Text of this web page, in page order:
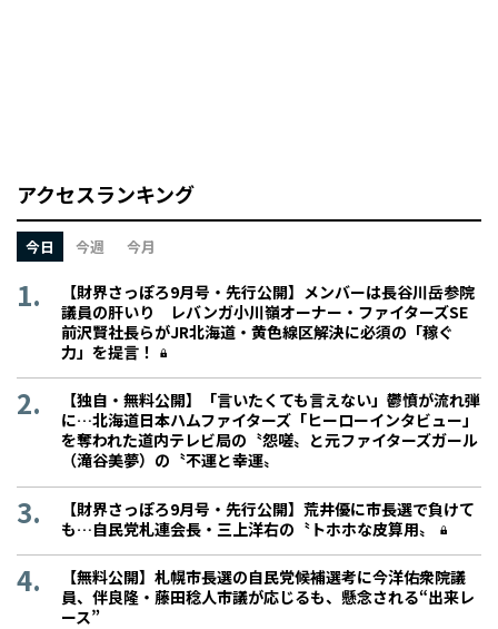
アクセスランキング
今日 今週 今月
【財界さっぽろ9月号・先行公開】メンバーは長谷川岳参院
議員の肝いり レバンガ小川嶺オーナー・ファイターズSE
前沢賢社長らがJR北海道・黄色線区解決に必須の「稼ぐ
力」を提言！
【独自・無料公開】「言いたくても言えない」鬱憤が流れ弾
に…北海道日本ハムファイターズ「ヒーローインタビュー」
を奪われた道内テレビ局の〝怨嗟〟と元ファイターズガール
（滝谷美夢）の〝不運と幸運〟
【財界さっぽろ9月号・先行公開】荒井優に市長選で負けて
も…自民党札連会長・三上洋右の〝トホホな皮算用〟
【無料公開】札幌市長選の自民党候補選考に今洋佑衆院議
員、伴良隆・藤田稔人市議が応じるも、懸念される“出来レ
ース”